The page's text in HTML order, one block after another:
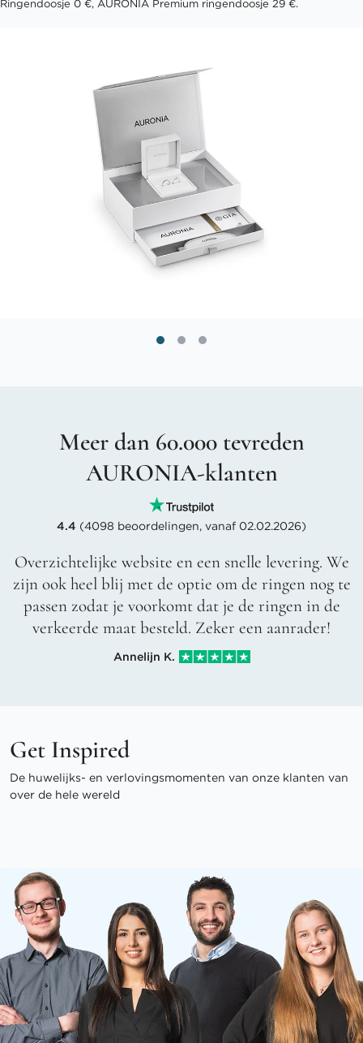
Ringendoosje 0 €, AURONIA Premium ringendoosje 29 €.
Meer dan 60.000 tevreden
AURONIA-klanten
4.4 (4098 beoordelingen, vanaf 02.02.2026)
Overzichtelijke website en een snelle levering. We
zijn ook heel blij met de optie om de ringen nog te
passen zodat je voorkomt dat je de ringen in de
verkeerde maat besteld. Zeker een aanrader!
Annelijn K.
Get Inspired
De huwelijks- en verlovingsmomenten van onze klanten van
over de hele wereld